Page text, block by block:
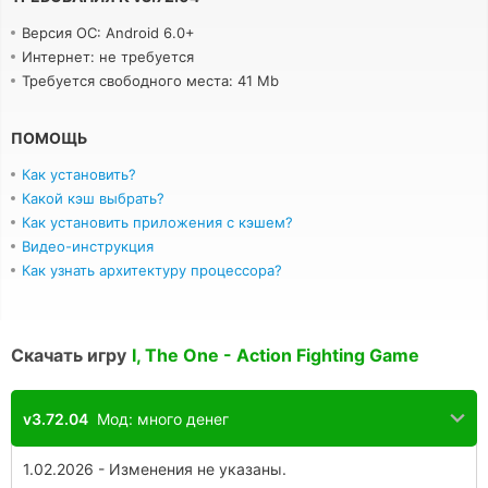
Версия ОС: Android 6.0+
Интернет: не требуется
Требуется свободного места: 41 Mb
ПОМОЩЬ
Как установить?
Какой кэш выбрать?
Как установить приложения с кэшем?
Видео-инструкция
Как узнать архитектуру процессора?
Скачать игру I, The One - Action Fighting Game
v3.72.04 Мод: много денег
1.02.2026 - Изменения не указаны.